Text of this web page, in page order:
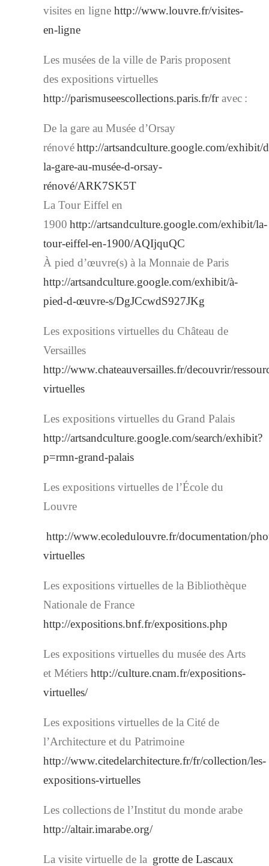
visites en ligne http://www.louvre.fr/visites-
en-ligne
Les musées de la ville de Paris proposent
des expositions virtuelles
http://parismuseescollections.paris.fr/fravec :
De la gare au Musée d’Orsay
rénovéhttp://artsandculture.google.com/exhibit/
la-gare-au-musée-d-orsay-
rénové/ARK7SK5T
La Tour Eiffel en
1900 http://artsandculture.google.com/exhibit/la-
tour-eiffel-en-1900/AQIjquQC
À pied d’œuvre(s) à la Monnaie de Paris
http://artsandculture.google.com/exhibit/à-
pied-d-œuvre-s/DgJCcwdS927JKg
Les expositions virtuelles du Château de
Versailles
http://www.chateauversailles.fr/decouvrir/
virtuelles
Les expositions virtuelles du Grand Palais
http://artsandculture.google.com/search/exhibit?
p=rmn-grand-palais
Les expositions virtuelles de l’École du
Louvre
http://www.ecoledulouvre.fr/documentation/
virtuelles
Les expositions virtuelles de la Bibliothèque
Nationale de France
http://expositions.bnf.fr/expositions.php
Les expositions virtuelles du musée des Arts
et Métiers http://culture.cnam.fr/expositions-
virtuelles/
Les expositions virtuelles de la Cité de
l’Architecture et du Patrimoine
http://www.citedelarchitecture.fr/fr/collection/les-
expositions-virtuelles
Les collectionsde l’Institut du monde arabe
http://altair.imarabe.org/
La visite virtuelle de la grotte de Lascaux